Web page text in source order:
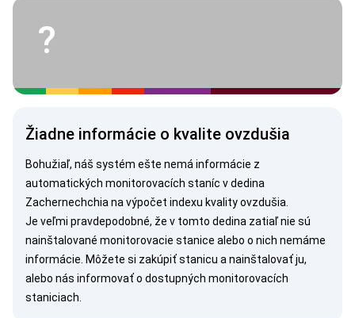
?
Žiadne informácie o kvalite ovzdušia
Bohužiaľ, náš systém ešte nemá informácie z
automatických monitorovacích staníc v dedina
Zachernechchia na výpočet indexu kvality ovzdušia.
Je veľmi pravdepodobné, že v tomto dedina zatiaľ nie sú
nainštalované monitorovacie stanice alebo o nich nemáme
informácie. Môžete si zakúpiť stanicu a nainštalovať ju,
alebo nás informovaťo dostupných monitorovacích
staniciach.